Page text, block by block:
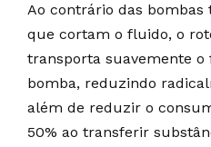
Ao contrário das
que cortam o fluido, o
transporta suavemente o
bomba, reduzindo
além de reduzir o
50% ao transferir